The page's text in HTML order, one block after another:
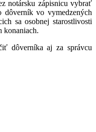
notársku zápisnicu vybrať
vo vymedzených
sa osobnej starostlivosti
konaniach.
dôverníka aj za správcu